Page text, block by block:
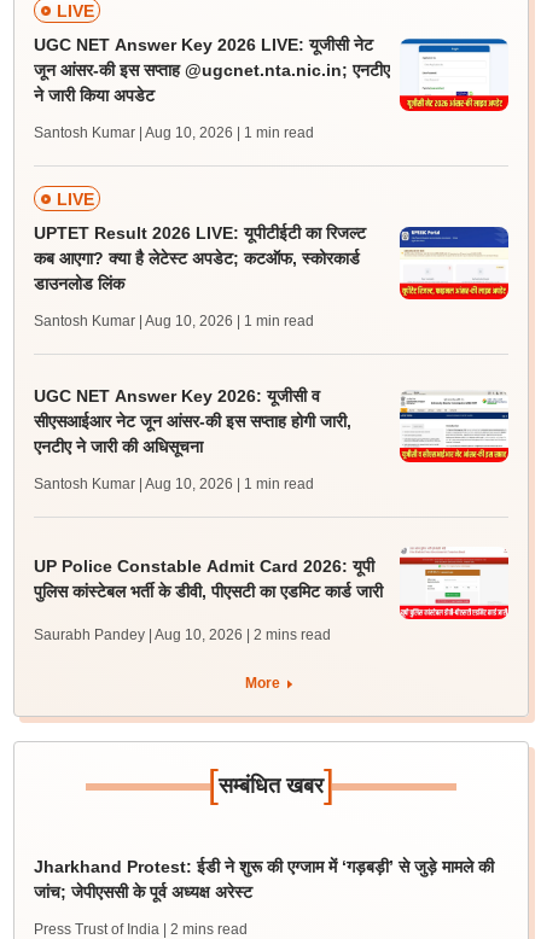
LIVE
UGC NET Answer Key 2026 LIVE: यूजीसी नेट
जून आंसर-की इस सप्ताह @ugcnet.nta.nic.in; एनटीए
ने जारी किया अपडेट
Santosh Kumar | Aug 10, 2026 | 1 min read
LIVE
UPTET Result 2026 LIVE: यूपीटीईटी का रिजल्ट
कब आएगा? क्या है लेटेस्ट अपडेट; कटऑफ, स्कोरकार्ड
डाउनलोड लिंक
Santosh Kumar | Aug 10, 2026 | 1 min read
UGC NET Answer Key 2026: यूजीसी व
सीएसआईआर नेट जून आंसर-की इस सप्ताह होगी जारी,
एनटीए ने जारी की अधिसूचना
Santosh Kumar | Aug 10, 2026 | 1 min read
UP Police Constable Admit Card 2026: यूपी
पुलिस कांस्टेबल भर्ती के डीवी, पीएसटी का एडमिट कार्ड जारी
Saurabh Pandey | Aug 10, 2026 | 2 mins read
More
[सम्बंधित खबर]
Jharkhand Protest: ईडी ने शुरू की एग्जाम में ‘गड़बड़ी’ से जुड़े मामले की
जांच; जेपीएससी के पूर्व अध्यक्ष अरेस्ट
Press Trust of India | 2 mins read